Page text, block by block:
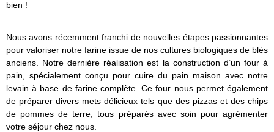
bien !
Nous avons récemment franchi de nouvelles étapes passionnantes
pour valoriser notre farine issue de nos cultures biologiques de blés
anciens. Notre dernière réalisation est la construction d’un four à
pain, spécialement conçu pour cuire du pain maison avec notre
levain à base de farine complète. Ce four nous permet également
de préparer divers mets délicieux tels que des pizzas et des chips
de pommes de terre, tous préparés avec soin pour agrémenter
votre séjour chez nous.